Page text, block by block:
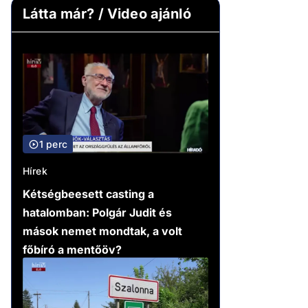
Látta már? / Video ajánló
1 perc
Hírek
Kétségbeesett casting a
hatalomban: Polgár Judit és
mások nemet mondtak, a volt
főbíró a mentőöv?